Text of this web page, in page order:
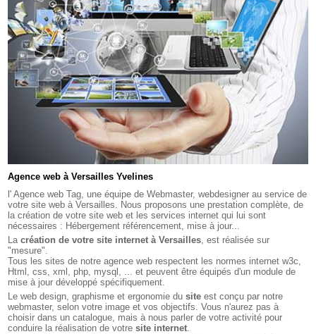
Agence web à Versailles Yvelines
l' Agence web Tag, une équipe de Webmaster, webdesigner au service de
votre site web à Versailles. Nous proposons une prestation complète, de
la création de votre site web et les services internet qui lui sont
nécessaires : Hébergement référencement, mise à jour...
La création de votre site internet à Versailles , est réalisée sur
"mesure".
Tous les sites de notre agence web respectent les normes internet w3c,
Html, css, xml, php, mysql, ... et peuvent être équipés d'un module de
mise à jour développé spécifiquement.
Le web design, graphisme et ergonomie dusite est conçu par notre
webmaster, selon votre image et vos objectifs. Vous n'aurez pas à
choisir dans un catalogue, mais à nous parler de votre activité pour
conduire la réalisation de votresite internet